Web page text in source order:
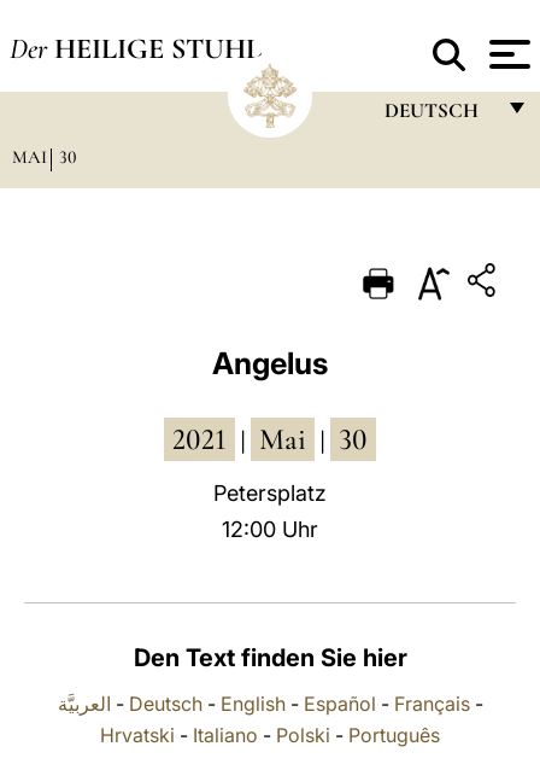
Der HEILIGE STUHL
DEUTSCH
PORTUGUÊS
MAI 30
Angelus
2021 Mai 30
Petersplatz
12:00 Uhr
Den Text finden Sie hier
العربيَّة - Deutsch- English- Español - Français-
Hrvatski - Italiano - Polski - Português